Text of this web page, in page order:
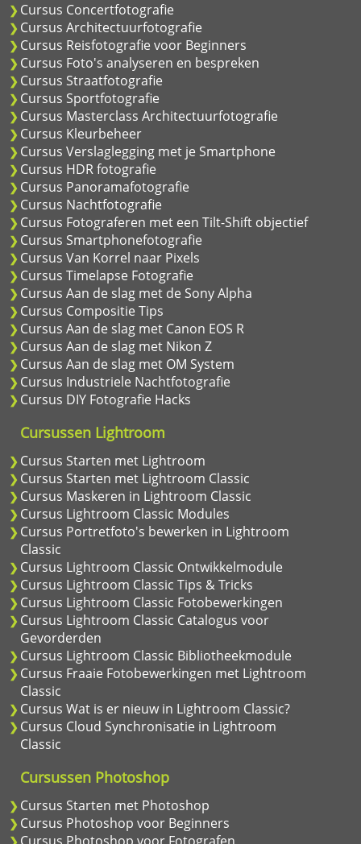
Cursus Concertfotografie
Cursus Architectuurfotografie
Cursus Reisfotografie voor Beginners
Cursus Foto's analyseren en bespreken
Cursus Straatfotografie
Cursus Sportfotografie
Cursus Masterclass Architectuurfotografie
Cursus Kleurbeheer
Cursus Verslaglegging met je Smartphone
Cursus HDR fotografie
Cursus Panoramafotografie
Cursus Nachtfotografie
Cursus Fotograferen met een Tilt-Shift objectief
Cursus Smartphonefotografie
Cursus Van Korrel naar Pixels
Cursus Timelapse Fotografie
Cursus Aan de slag met de Sony Alpha
Cursus Compositie Tips
Cursus Aan de slag met Canon EOS R
Cursus Aan de slag met Nikon Z
Cursus Aan de slag met OM System
Cursus Industriele Nachtfotografie
Cursus DIY Fotografie Hacks
Cursussen Lightroom
Cursus Starten met Lightroom
Cursus Starten met Lightroom Classic
Cursus Maskeren in Lightroom Classic
Cursus Lightroom Classic Modules
Cursus Portretfoto's bewerken in Lightroom
Classic
Cursus Lightroom Classic Ontwikkelmodule
Cursus Lightroom Classic Tips & Tricks
Cursus Lightroom Classic Fotobewerkingen
Cursus Lightroom Classic Catalogus voor
Gevorderden
Cursus Lightroom Classic Bibliotheekmodule
Cursus Fraaie Fotobewerkingen met Lightroom
Classic
Cursus Wat is er nieuw in Lightroom Classic?
Cursus Cloud Synchronisatie in Lightroom
Classic
Cursussen Photoshop
Cursus Starten met Photoshop
Cursus Photoshop voor Beginners